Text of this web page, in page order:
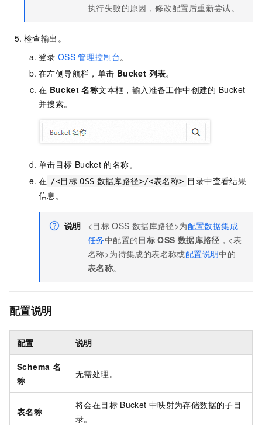
执行失败的原因，修改配置后重新尝试。
检查输出。
登录 OSS 管理控制台。
在左侧导航栏，单击 Bucket 列表。
在 Bucket 名称文本框，输入准备工作中创建的 Bucket
并搜索。
单击目标 Bucket 的名称。
在 /<目标 OSS 数据库路径>/<表名称> 目录中查看结果
信息。
说明 <目标 OSS 数据库路径>为配置数据集成
任务中配置的目标 OSS 数据库路径 ，<表
名称>为待集成的表名称或配置说明中的
表名称。
配置说明
配置 说明
Schema 名
称
无需处理。
表名称
将会在目标 Bucket 中映射为存储数据的子目
录。